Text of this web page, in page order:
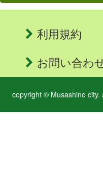
利用規約
お問い合わ
copyright © Musashino city.